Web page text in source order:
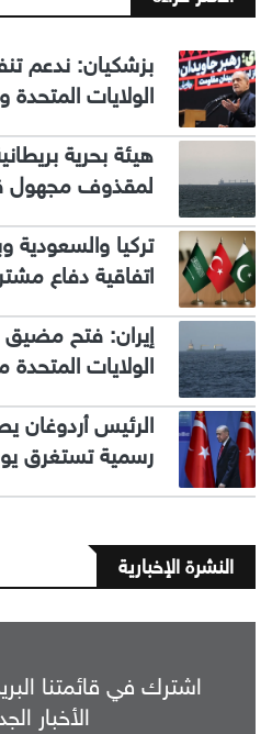
بزشكيان: ندعم
الولايات
هيئة بحرية
لمقذوف مجهول
تركيا والسعودية
اتفاقية دفاع
إيران: فتح مضيق
الولايات المتحدة
الرئيس أردوغان
رسمية تستغرق
النشرة الإخبارية
اشترك في قائمتنا
الأخبار